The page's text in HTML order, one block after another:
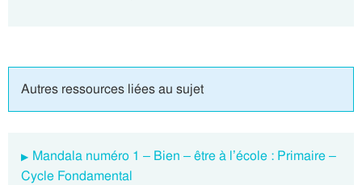
Autres ressources liées au sujet
Mandala numéro 1 – Bien – être à l’école : Primaire –
Cycle Fondamental